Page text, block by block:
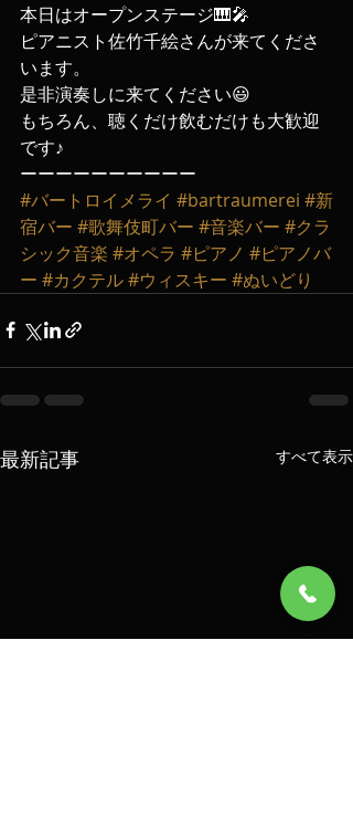
本日はオープンステージ🎹🎤
ピアニスト佐竹千絵さんが来てくださ
います。
是非演奏しに来てください😃
もちろん、聴くだけ飲むだけも大歓迎
です♪
ーーーーーーーーーー
#バートロイメライ #bartraumerei #新
宿バー #歌舞伎町バー #音楽バー #クラ
シック音楽 #オペラ #ピアノ #ピアノバ
ー #カクテル#ウィスキー #ぬいどり
最新記事 すべて表示